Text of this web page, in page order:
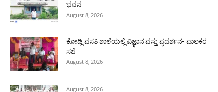
ಭವನ
August 8, 2026
ಕೋಡ್ಲಿ ವಸತಿ ಶಾಲೆಯಲ್ಲಿ ವಿಜ್ಞಾನ ವಸ್ತು ಪ್ರದರ್ಶನ- ಪಾಲಕರ
ಸಭೆ
August 8, 2026
August 8, 2026